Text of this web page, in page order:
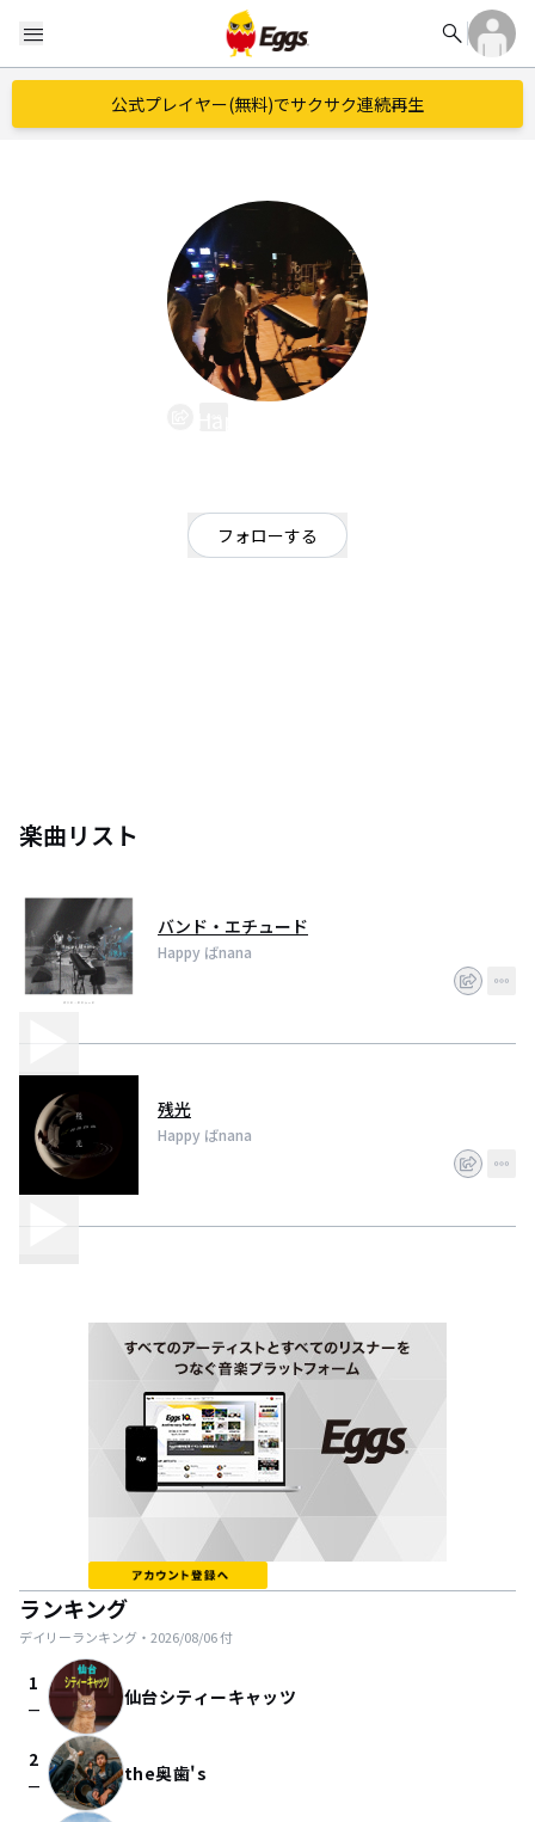
menu search
公式プレイヤー(無料)でサクサク連続再生
フォローする
楽曲リスト
バンド・エチュード
Happy ばnana
残光
Happy ばnana
ランキング
デイリーランキング・ 2026/08/06付
1
check_indeterminate_small 仙台シティーキャッツ
2
check_indeterminate_small the奥歯's